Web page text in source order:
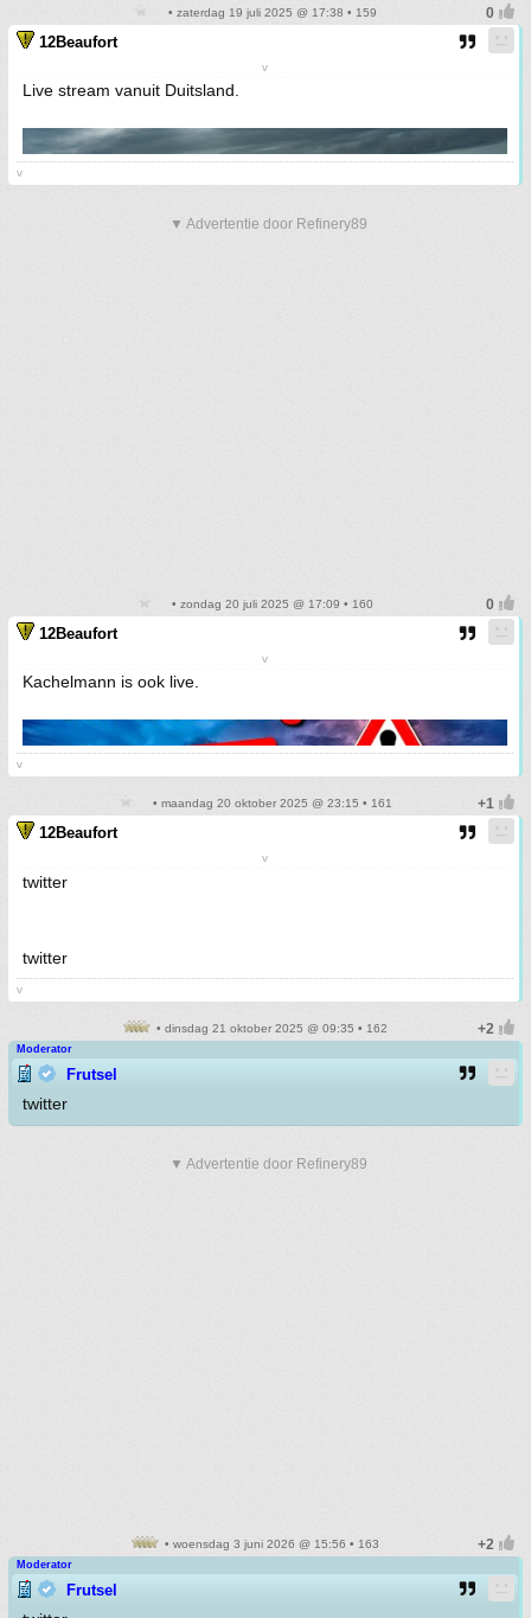
• zaterdag 19 juli 2025 @ 17:38 • 159
12Beaufort
v
Live stream vanuit Duitsland.
v
▼ Advertentie door Refinery89
• zondag 20 juli 2025 @ 17:09 • 160
12Beaufort
v
Kachelmann is ook live.
v
• maandag 20 oktober 2025 @ 23:15 • 161
12Beaufort
v
twitter
twitter
v
• dinsdag 21 oktober 2025 @ 09:35 • 162
Moderator
Frutsel
twitter
▼ Advertentie door Refinery89
• woensdag 3 juni 2026 @ 15:56 • 163
Moderator
Frutsel